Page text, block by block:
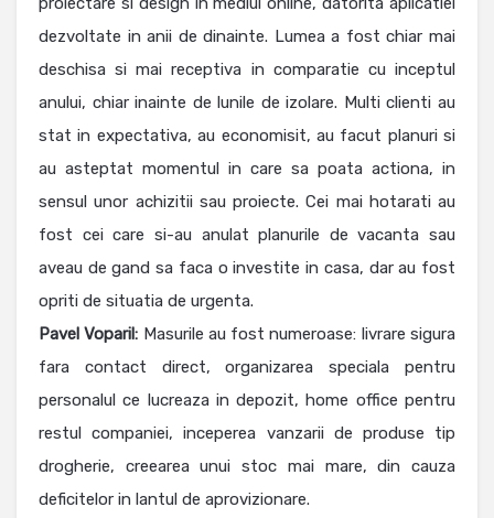
dezvoltate in anii de dinainte. Lumea a fost chiar mai
deschisa si mai receptiva in comparatie cu inceptul
anului, chiar inainte de lunile de izolare. Multi clienti au
stat in expectativa, au economisit, au facut planuri si
au asteptat momentul in care sa poata actiona, in
sensul unor achizitii sau proiecte. Cei mai hotarati au
fost cei care si-au anulat planurile de vacanta sau
aveau de gand sa faca o investite in casa, dar au fost
opriti de situatia de urgenta.
Pavel Voparil: Masurile au fost numeroase: livrare sigura
fara contact direct, organizarea speciala pentru
personalul ce lucreaza in depozit, home office pentru
restul companiei, inceperea vanzarii de produse tip
drogherie, creearea unui stoc mai mare, din cauza
deficitelor in lantul de aprovizionare.